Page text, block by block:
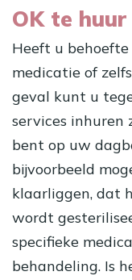
OK te
Heeft u
medicatie of
geval kunt u
services inhuren
bent op uw
bijvoorbeeld
klaarliggen, dat
wordt
specifieke
behandeling. Is